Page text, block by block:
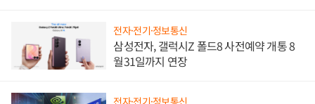
전자·전기·정보통신
삼성전자, 갤럭시Z 폴드8 사전예약 개통 8
월31일까지 연장
전자·전기·정보통신